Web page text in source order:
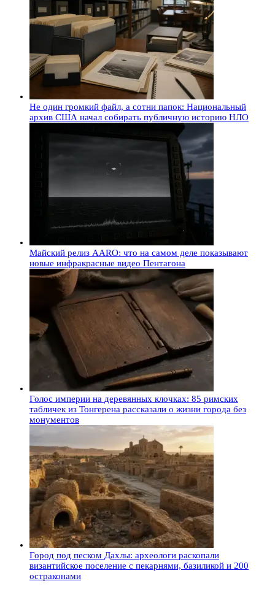
Не один громкий файл, а сотни папок: Национальный
архив США начал собирать публичную историю НЛО
Майский релиз AARO: что на самом деле показывают
новые инфракрасные видео Пентагона
Голос империи на деревянных клочках: 85 римских
табличек из Тонгерена рассказали о жизни города без
монументов
Город под песком Дахлы: археологи раскопали
византийское поселение с пекарнями, базиликой и 200
остраконами